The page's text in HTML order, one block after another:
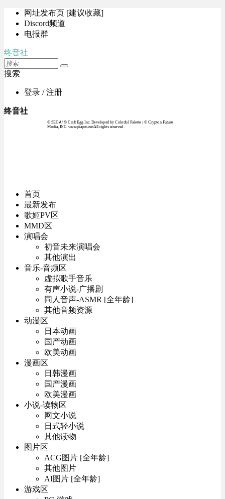
网址发布页 [建议收藏]
Discord频道
电报群
终音社
搜索
登录 / 注册
终音社
© SEGA / © Craft Egg Inc. Developed by Colorful Palette / © Crypton Future
Media, INC. www.piapro.netAll rights reserved.
首页
最新发布
歌姬PV区
MMD区
演唱会
初音未来演唱会
其他演出
音乐-音频区
虚拟歌手音乐
有声小说-广播剧
同人音声-ASMR [全年龄]
其他音频资源
动漫区
日本动画
国产动画
欧美动画
漫画区
日韩漫画
国产漫画
欧美漫画
小说-读物区
网文小说
日式轻小说
其他读物
图片区
ACG图片 [全年龄]
其他图片
AI图片 [全年龄]
游戏区